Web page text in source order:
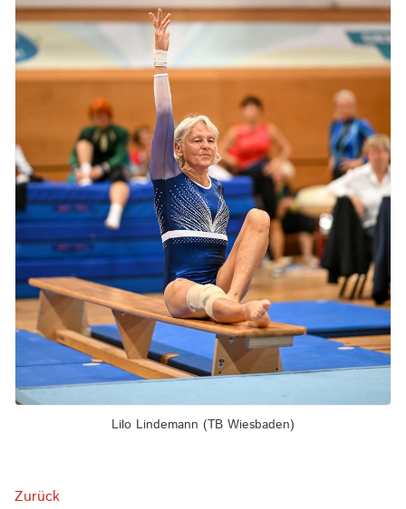
Lilo Lindemann (TB Wiesbaden)
Zurück